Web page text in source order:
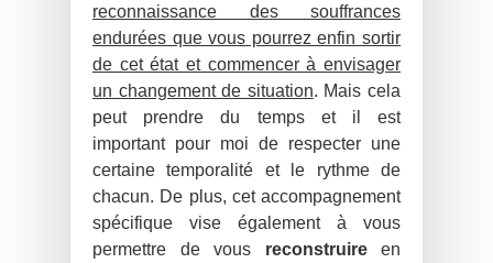
reconnaissance des souffrances
endurées que vous pourrez enfin sortir
de cet état et commencer à envisager
un changement de situation. Mais cela
peut prendre du temps et il est
important pour moi de respecter une
certaine temporalité et le rythme de
chacun. De plus, cet accompagnement
spécifique vise également à vous
permettre de vous reconstruireen